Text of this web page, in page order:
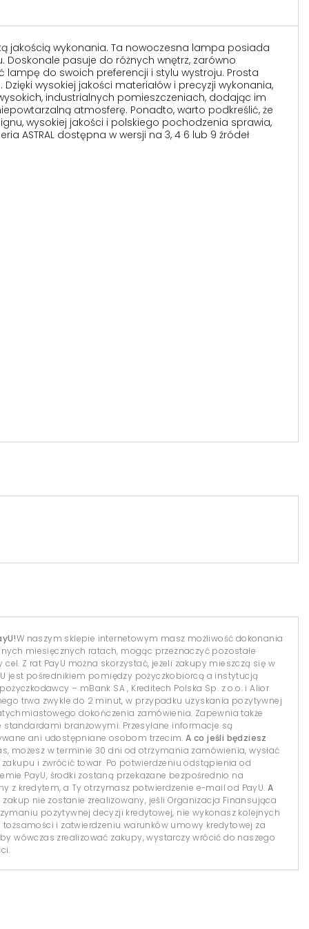
jakością wykonania. Ta nowoczesna lampa posiada
Doskonale pasuje do różnych wnętrz, zarówno
do swoich preferencji i stylu wystroju. Prosta
wysokiej jakości materiałów i precyzji wykonania,
industrialnych pomieszczeniach, dodając im
atmosferę. Ponadto, warto podkreślić, że
wysokiej jakości i polskiego pochodzenia sprawia,
ASTRAL dostępna w wersji na 3, 4 6 lub 9 źródeł
W naszym sklepie internetowym masz możliwość dokonania
miesięcznych ratach, mogąc przeznaczyć pozostałe
Z rat PayU można skorzystać, jeżeli zakupy mieszczą się w
jest pośrednikiem pomiędzy pożyczkobiorcą a instytucją
– mBank SA , Kreditech Polska Sp. z o.o. i Alior
trwa zwykle do 2 minut, w przypadku uzyskania pozytywnej
dokończenia zamówienia. Zapewnia także
branżowymi. Przesyłane informacje są
ani udostępniane osobom trzecim. A co jeśli będziesz
możesz w terminie 30 dni od otrzymania zamówienia, wysłać
i zwrócić towar. Po potwierdzeniu odstąpienia od
PayU, środki zostaną przekazane bezpośrednio na
z kredytem, a Ty otrzymasz potwierdzenie e-mail od PayU. A
nie zostanie zrealizowany, jeśli Organizacja Finansująca
pozytywnej decyzji kredytowej, nie wykonasz kolejnych
i zatwierdzeniu warunków umowy kredytowej za
wówczas zrealizować zakupy, wystarczy wrócić do naszego